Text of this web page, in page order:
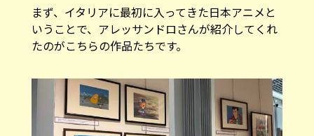
まず、イタリアに最初に入ってきた日本アニメと
いうことで、アレッサンドロさんが紹介してくれ
たのがこちらの作品たちです。